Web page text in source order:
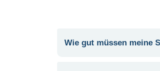
Wie gut müssen meine